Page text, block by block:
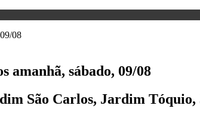
amanhã, sábado, 09/08
São Carlos, Jardim